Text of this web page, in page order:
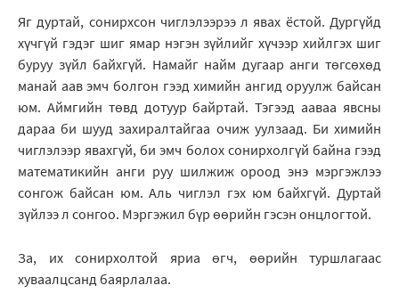
Яг дуртай, сонирхсон чиглэлээрээ л явах ёстой. Дургүйд
хүчгүй гэдэг шиг ямар нэгэн зүйлийг хүчээр хийлгэх шиг
буруу зүйл байхгүй. Намайг найм дугаар анги төгсөхөд
манай аав эмч болгон гээд химийн ангид оруулж байсан
юм. Аймгийн төвд дотуур байртай. Тэгээд ааваа явсны
дараа би шууд захиралтайгаа очиж уулзаад. Би химийн
чиглэлээр явахгүй, би эмч болох сонирхолгүй байна гээд
математикийн анги руу шилжиж ороод энэ мэргэжлээ
сонгож байсан юм. Аль чиглэл гэх юм байхгүй. Дуртай
зүйлээ л сонгоо. Мэргэжил бүр өөрийн гэсэн онцлогтой.
За, их сонирхолтой яриа өгч, өөрийн туршлагаас
хуваалцсанд баярлалаа.